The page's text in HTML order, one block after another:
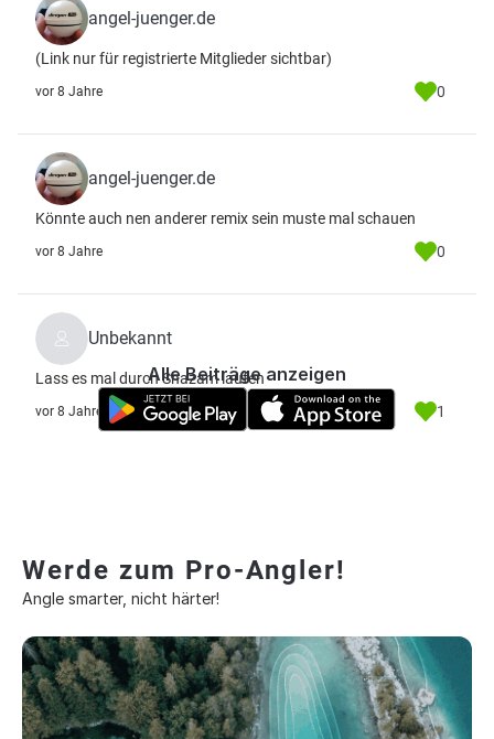
angel-juenger.de
(Link nur für registrierte Mitglieder sichtbar)
vor 8 Jahre 0
angel-juenger.de
Könnte auch nen anderer remix sein muste mal schauen
vor 8 Jahre 0
Unbekannt
Lass es mal durch Shazam laufen
vor 8 Jahre 1
Alle Beiträge anzeigen
Werde zum Pro-Angler!
Angle smarter, nicht härter!